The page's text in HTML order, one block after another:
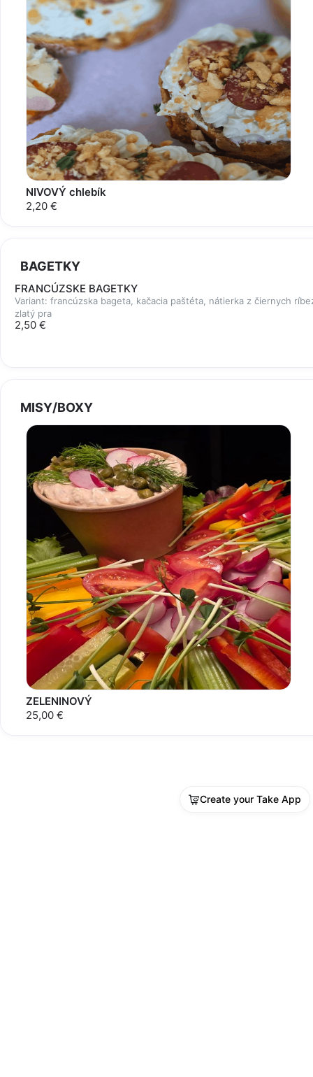
NIVOVÝ chlebík
2,20 €
BAGETKY
FRANCÚZSKE BAGETKY
Variant: francúzska bageta, kačacia paštéta, nátierka z čiernych
zlatý pra
2,50 €
MISY/BOXY
ZELENINOVÝ
25,00 €
Create your Take App